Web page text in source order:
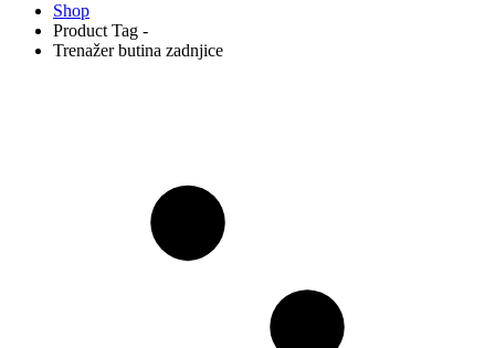
Shop
Product Tag -
Trenažer butina zadnjice